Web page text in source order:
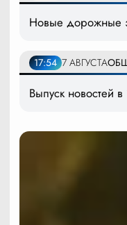
Новые дорожные
17:54 7 АВГУСТА
Выпуск новостей